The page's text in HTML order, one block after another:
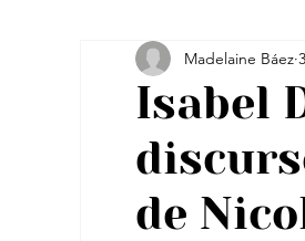
Isabel
de
Madelaine Báez